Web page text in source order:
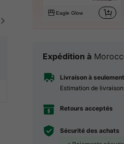
Eagle Glow
Expédition à
Livraison à
Estimation de
Retours acceptés
Sécurité des achats